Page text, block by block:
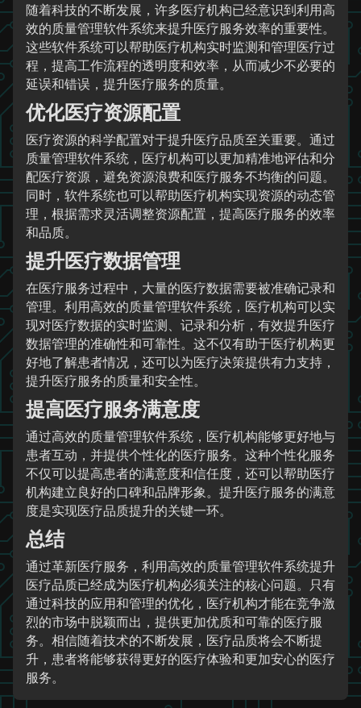
随着科技的不断发展，许多医疗机构已经意识到利用高
效的质量管理软件系统来提升医疗服务效率的重要性。
这些软件系统可以帮助医疗机构实时监测和管理医疗过
程，提高工作流程的透明度和效率，从而减少不必要的
延误和错误，提升医疗服务的质量。
优化医疗资源配置
医疗资源的科学配置对于提升医疗品质至关重要。通过
质量管理软件系统，医疗机构可以更加精准地评估和分
配医疗资源，避免资源浪费和医疗服务不均衡的问题。
同时，软件系统也可以帮助医疗机构实现资源的动态管
理，根据需求灵活调整资源配置，提高医疗服务的效率
和品质。
提升医疗数据管理
在医疗服务过程中，大量的医疗数据需要被准确记录和
管理。利用高效的质量管理软件系统，医疗机构可以实
现对医疗数据的实时监测、记录和分析，有效提升医疗
数据管理的准确性和可靠性。这不仅有助于医疗机构更
好地了解患者情况，还可以为医疗决策提供有力支持，
提升医疗服务的质量和安全性。
提高医疗服务满意度
通过高效的质量管理软件系统，医疗机构能够更好地与
患者互动，并提供个性化的医疗服务。这种个性化服务
不仅可以提高患者的满意度和信任度，还可以帮助医疗
机构建立良好的口碑和品牌形象。提升医疗服务的满意
度是实现医疗品质提升的关键一环。
总结
通过革新医疗服务，利用高效的质量管理软件系统提升
医疗品质已经成为医疗机构必须关注的核心问题。只有
通过科技的应用和管理的优化，医疗机构才能在竞争激
烈的市场中脱颖而出，提供更加优质和可靠的医疗服
务。相信随着技术的不断发展，医疗品质将会不断提
升，患者将能够获得更好的医疗体验和更加安心的医疗
服务。